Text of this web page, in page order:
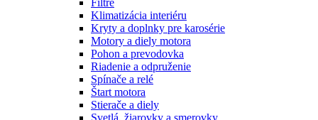
Klimatizácia interiéru
Kryty a doplnky pre karosérie
Motory a diely motora
Pohon a prevodovka
Riadenie a odpruženie
Spínače a relé
Štart motora
Stierače a diely
Svetlá, žiarovky a smerovky